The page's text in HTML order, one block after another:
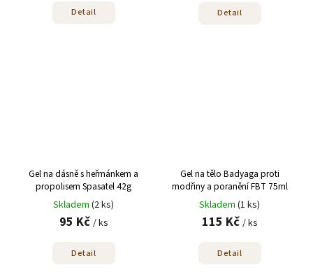
Detail Detail
Gel na dásně s heřmánkem a
propolisem Spasatel 42g
Skladem (2 ks)
95 Kč / ks
Detail
Gel na tělo Badyaga proti
modřiny a poranění FBT 75ml
Skladem (1 ks)
115 Kč / ks
Detail